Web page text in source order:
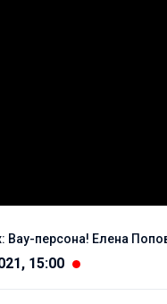
Вау-персона! Елена
15:00